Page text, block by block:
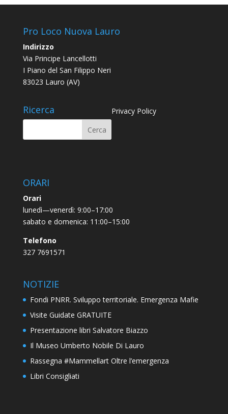
Pro Loco Nuova Lauro
Indirizzo
Via Principe Lancellotti
I Piano del San Filippo Neri
83023 Lauro (AV)
Ricerca Privacy Policy
ORARI
Orari
lunedì—venerdì: 9:00–17:00
sabato e domenica: 11:00–15:00
Telefono
327 7691571
NOTIZIE
Fondi PNRR. Sviluppo territoriale. Emergenza Mafie
Visite Guidate GRATUITE
Presentazione libri Salvatore Biazzo
Il Museo Umberto Nobile Di Lauro
Rassegna #Mammellart Oltre l’emergenza
Libri Consigliati